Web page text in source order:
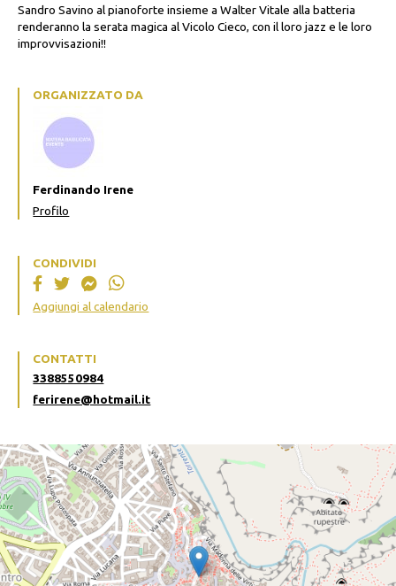
Sandro Savino al pianoforte insieme a Walter Vitale alla batteria
renderanno la serata magica al Vicolo Cieco, con il loro jazz e le loro
improvvisazioni!!
ORGANIZZATO DA
Ferdinando Irene
Profilo
CONDIVIDI
Aggiungi al calendario
CONTATTI
3388550984
ferirene@hotmail.it